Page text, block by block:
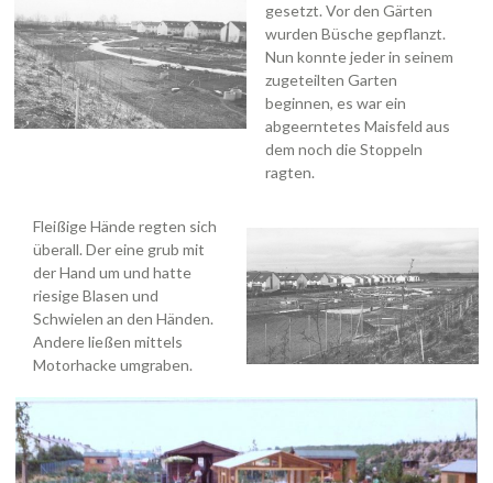
gesetzt. Vor den Gärten
wurden Büsche gepflanzt.
Nun konnte jeder in seinem
zugeteilten Garten
beginnen, es war ein
abgeerntetes Maisfeld aus
dem noch die Stoppeln
ragten.
Fleißige Hände regten sich
überall. Der eine grub mit
der Hand um und hatte
riesige Blasen und
Schwielen an den Händen.
Andere ließen mittels
Motorhacke umgraben.